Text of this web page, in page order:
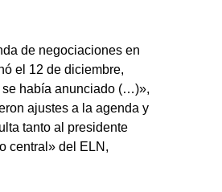
de negociaciones en
el 12 de diciembre,
había anunciado (…)»,
ajustes a la agenda y
tanto al presidente
central» del ELN,